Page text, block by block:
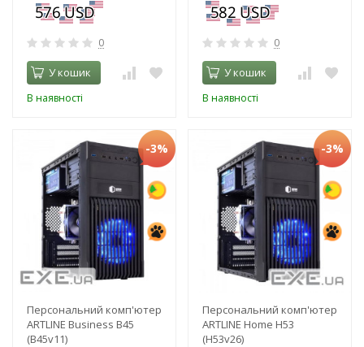
0
У кошик
В наявності
0
У кошик
В наявності
-3%
Персональний комп'ютер
ARTLINE Business B45
(B45v11)
-3%
Персональний комп'ютер
ARTLINE Home H53
(H53v26)